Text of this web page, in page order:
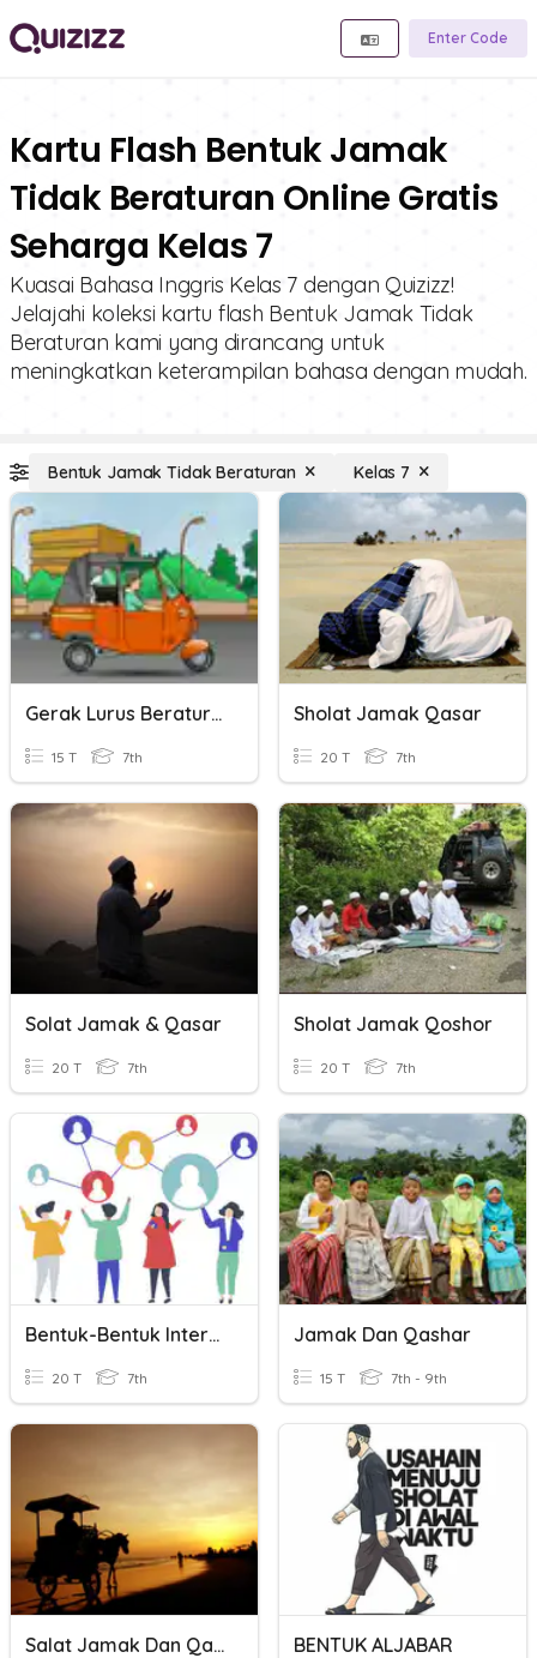
Enter Code
Kartu Flash Bentuk Jamak
Tidak Beraturan Online Gratis
Seharga Kelas 7
Kuasai Bahasa Inggris Kelas 7 dengan Quizizz!
Jelajahi koleksi kartu flash Bentuk Jamak Tidak
Beraturan kami yang dirancang untuk
meningkatkan keterampilan bahasa dengan mudah.
Bentuk Jamak Tidak Beraturan Kelas 7
Gerak Lurus Beraturan
15 T 7th
Sholat Jamak Qasar
20 T 7th
Solat Jamak & Qasar
20 T 7th
Sholat Jamak Qoshor
20 T 7th
Bentuk-Bentuk Interaksi Sosial
20 T 7th
Jamak Dan Qashar
15 T 7th - 9th
Salat Jamak Dan Qasar BENTUK ALJABAR